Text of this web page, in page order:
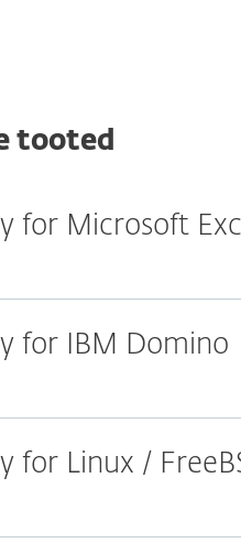
tooted
for Microsoft
for IBM Domino
for Linux /